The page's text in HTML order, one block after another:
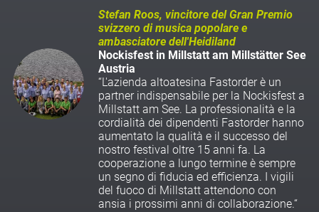
Stefan Roos, vincitore del Gran Premio
svizzero di musica popolare e
ambasciatore dell'Heidiland
Nockisfest in Millstatt am Millstätter See
Austria
“L'azienda altoatesina Fastorder è un
partner indispensabile per la Nockisfest a
Millstatt am See. La professionalità e la
cordialità dei dipendenti Fastorder hanno
aumentato la qualità e il successo del
nostro festival oltre 15 anni fa. La
cooperazione a lungo termine è sempre
un segno di fiducia ed efficienza. I vigili
del fuoco di Millstatt attendono con
ansia i prossimi anni di collaborazione.“